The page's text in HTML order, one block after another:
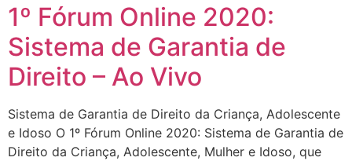
1º Fórum Online 2020:
Sistema de Garantia de
Direito – Ao Vivo
Sistema de Garantia de Direito da Criança, Adolescente
e Idoso O 1º Fórum Online 2020: Sistema de Garantia de
Direito da Criança, Adolescente, Mulher e Idoso, que